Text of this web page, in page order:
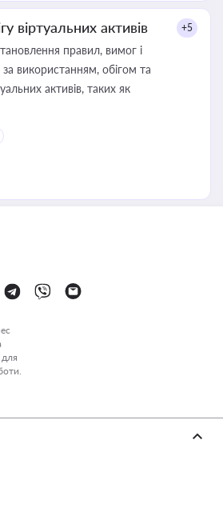
віртуальних активів +5
правил, вимог і
використанням, обігом та
активів, таких як